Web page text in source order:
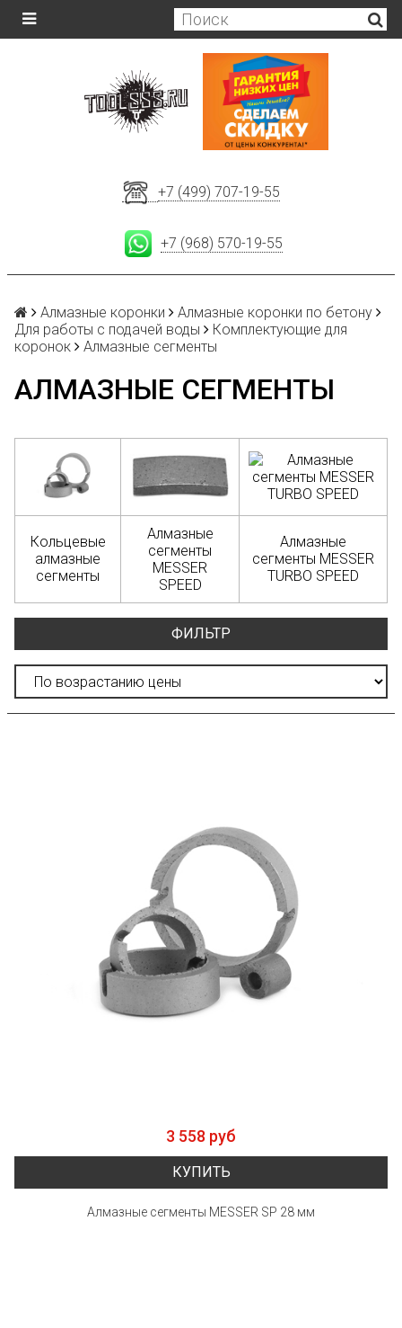
+7 (499) 707-19-55
+7 (968) 570-19-55
Алмазные коронки
Алмазные коронки по бетону
Для работы с подачей воды
Комплектующие для
коронок
Алмазные сегменты
АЛМАЗНЫЕ СЕГМЕНТЫ
Кольцевые
алмазные
сегменты
Алмазные
сегменты
MESSER
SPEED
Алмазные
сегменты MESSER
TURBO SPEED
ФИЛЬТР
3 558 руб
КУПИТЬ
Алмазные сегменты MESSER SP 28 мм